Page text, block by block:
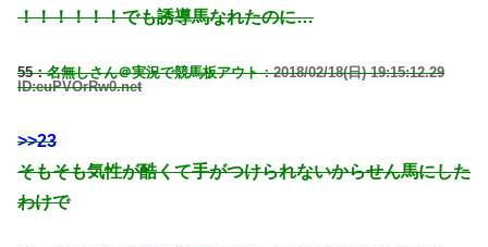
！！！！！！でも誘導馬なれたのに…
55：名無しさん＠実況で競馬板アウト：2018/02/18(日) 19:15:12.29
ID:euPVOrRw0.net
>>23
そもそも気性が酷くて手がつけられないからせん馬にした
わけで